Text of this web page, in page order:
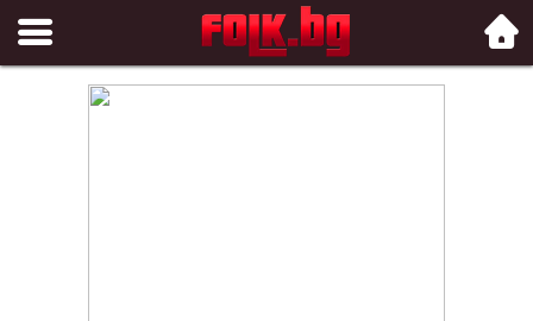
Folk.bg